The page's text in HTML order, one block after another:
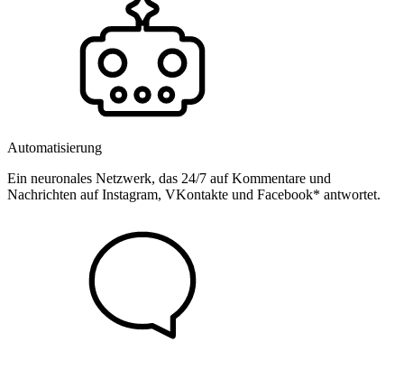
Automatisierung
Ein neuronales Netzwerk, das 24/7 auf Kommentare und
Nachrichten auf Instagram, VKontakte und Facebook* antwortet.